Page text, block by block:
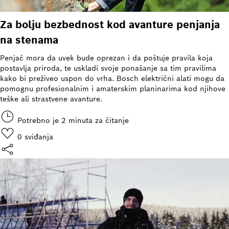
Za bolju bezbednost kod avanture penjanja
na stenama
Penjač mora da uvek bude oprezan i da poštuje pravila koja
postavlja priroda, te uskladi svoje ponašanje sa tim pravilima
kako bi preživeo uspon do vrha. Bosch električni alati mogu da
pomognu profesionalnim i amaterskim planinarima kod njihove
teške ali strastvene avanture.
Potrebno je 2 minuta za čitanje
0 sviđanja